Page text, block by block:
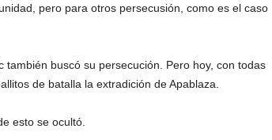
pero para otros persecusión, como es el caso
buscó su persecución. Pero hoy, con todas
de batalla la extradición de Apablaza.
esto se ocultó.